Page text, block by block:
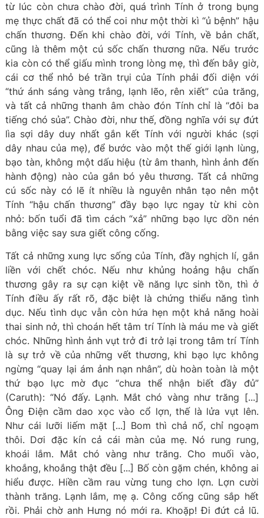
từ lúc còn chưa chào đời, quá trình Tính ở trong bụng
mẹ thực chất đã có thể coi như một thời kì “ủ bệnh” hậu
chấn thương. Đến khi chào đời, với Tính, về bản chất,
cũng là thêm một cú sốc chấn thương nữa. Nếu trước
kia còn có thể giấu mình trong lòng mẹ, thì đến bây giờ,
cái cơ thể nhỏ bé trần trụi của Tính phải đối diện với
“thứ ánh sáng vàng trắng, lạnh lẽo, rên xiết” của trăng,
và tất cả những thanh âm chào đón Tính chỉ là “đôi ba
tiếng chó sủa”. Chào đời, như thế, đồng nghĩa với sự đứt
lìa sợi dây duy nhất gắn kết Tính với người khác (sợi
dây nhau của mẹ), để bước vào một thế giới lạnh lùng,
bạo tàn, không một dấu hiệu (từ âm thanh, hình ảnh đến
hành động) nào của gắn bó yêu thương. Tất cả những
cú sốc này có lẽ ít nhiều là nguyên nhân tạo nên một
Tính “hậu chấn thương” đầy bạo lực ngay từ khi còn
nhỏ: bốn tuổi đã tìm cách “xả” những bạo lực dồn nén
bằng việc say sưa giết công cống.
Tất cả những xung lực sống của Tính, đầy nghịch lí, gắn
liền với chết chóc. Nếu như khủng hoảng hậu chấn
thương gây ra sự cạn kiệt về năng lực sinh tồn, thì ở
Tính điều ấy rất rõ, đặc biệt là chứng thiểu năng tình
dục. Nếu tình dục vẫn còn hứa hẹn một khả năng hoài
thai sinh nở, thì choán hết tâm trí Tính là máu me và giết
chóc. Những hình ảnh vụt trở đi trở lại trong tâm trí Tính
là sự trở về của những vết thương, khi bạo lực không
ngừng “quay lại ám ảnh nạn nhân”, dù hoàn toàn là một
thứ bạo lực mờ đục “chưa thể nhận biết đầy đủ”
(Caruth): “Nó đấy. Lạnh. Mắt chó vàng như trăng [...]
Ông Điện cầm dao xọc vào cổ lợn, thế là lửa vụt lên.
Như cái lưỡi liếm mặt [...] Bom thì chả nổ, chỉ ngoạm
thôi. Dơi đặc kín cả cái màn của mẹ. Nó rung rung,
khoái lắm. Mắt chó vàng như trăng. Cho muối vào,
khoắng, khoắng thật đều [...] Bố còn gặm chén, không ai
hiểu được. Hiền cầm rau vừng tung cho lợn. Lợn cười
thành trăng. Lạnh lắm, mẹ ạ. Công cống cũng sắp hết
rồi. Phải chờ anh Hưng nó mới ra. Khoặp! Đi đứt cả lũ.